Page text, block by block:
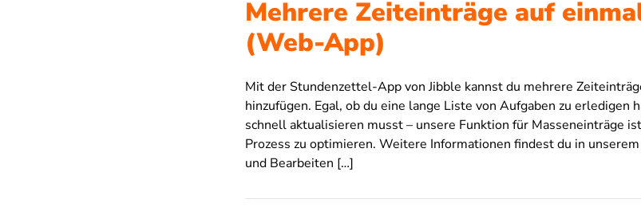
Mehrere Zeiteinträge auf
(Web-App)
Mit der Stundenzettel-App von Jibble kannst du mehrere
hinzufügen. Egal, ob du eine lange Liste von Aufgaben zu erledigen
schnell aktualisieren musst – unsere Funktion für Masseneinträge
Prozess zu optimieren. Weitere Informationen findest du in
und Bearbeiten […]